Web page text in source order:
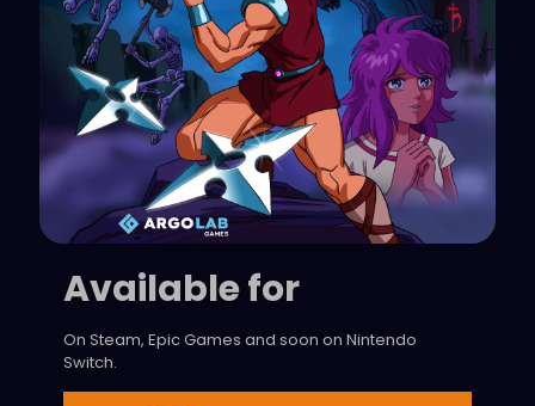
Available for
On Steam, Epic Games and soon on Nintendo
Switch.